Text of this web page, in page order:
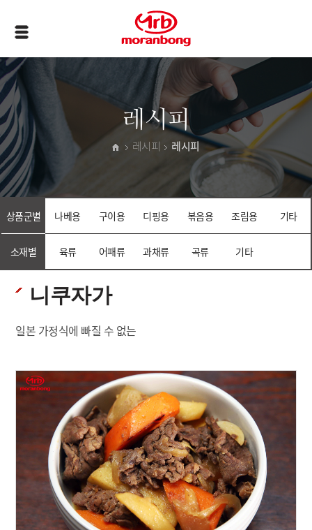
레시피
레시피 레시피
상품군별 나베용 구이용 디핑용 볶음용 조림용 기타
소재별 육류 어패류 과채류 곡류 기타
니쿠자가
일본 가정식에 빠질 수 없는